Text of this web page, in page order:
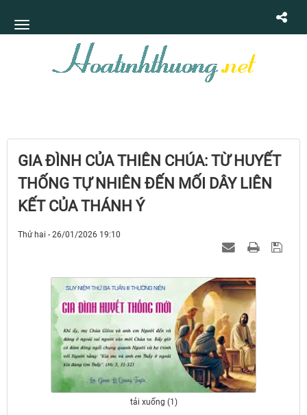
GIA ĐÌNH CỦA THIÊN CHÚA: TỪ HUYẾT
THỐNG TỰ NHIÊN ĐẾN MỐI DÂY LIÊN
KẾT CỦA THÁNH Ý
Thứ hai - 26/01/2026 19:10
tải xuống (1)